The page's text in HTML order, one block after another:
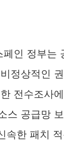
인 정부는
정상적인
전수조사
스 공급망
속한 패치